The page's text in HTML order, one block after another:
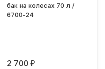
бак на колесах 70 л /
6700-24
2 700₽